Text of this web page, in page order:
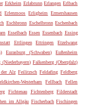
Erkheim Erlabrunn Erlangen Erlbach
Erlenmoos Erligheim
Ermershausen
Eschbronn Eschelbronn Eschenbach
Esselbach Essen Essenbach Essing
Ettlingen Ettringen
Etzelwang
Eurasburg (Schwaben)
Eußenheim
(Niederbayern) Falkenberg (Oberpfalz)
Alz Feilitzsch Feldafing Feldberg
Westerham Fellbach
Fellen
Fichtenau Fichtenberg
Filderstadt
im Allgäu Fischerbach Fischingen